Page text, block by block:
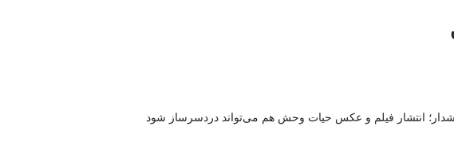
انتشار فیلم و عکس حیات وحش هم می‌تواند دردسرساز شود